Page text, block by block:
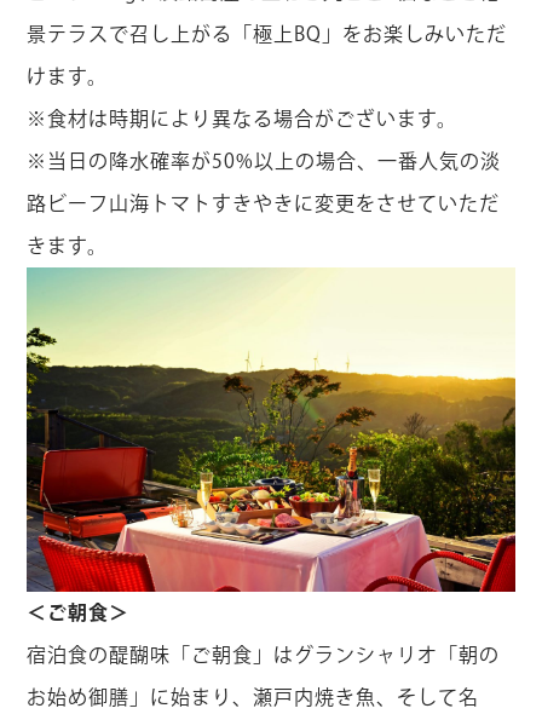
景テラスで召し上がる「極上BQ」をお楽しみいただ
けます。
※食材は時期により異なる場合がございます。
※当日の降水確率が50%以上の場合、一番人気の淡
路ビーフ山海トマトすきやきに変更をさせていただ
きます。
＜ご朝食＞
宿泊食の醍醐味「ご朝食」はグランシャリオ「朝の
お始め御膳」に始まり、瀬戸内焼き魚、そして名